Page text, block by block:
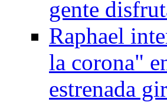
gente
Raphael
la corona"
estrenada